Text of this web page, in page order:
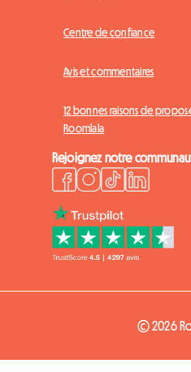
Centre de confiance
Avis et commentaires
12 bonnes raisons de
Roomlala
Rejoignez notre
© 2026